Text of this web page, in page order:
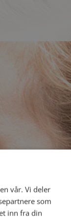
medlem
Mann
vår. Vi deler
som
inn fra din